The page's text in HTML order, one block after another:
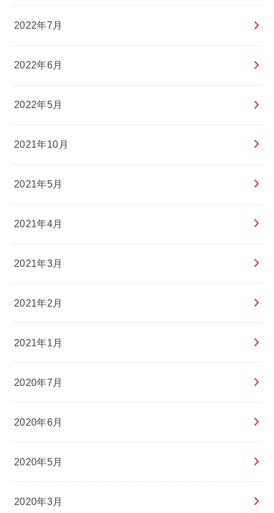
2022年7月
2022年6月
2022年5月
2021年10月
2021年5月
2021年4月
2021年3月
2021年2月
2021年1月
2020年7月
2020年6月
2020年5月
2020年3月